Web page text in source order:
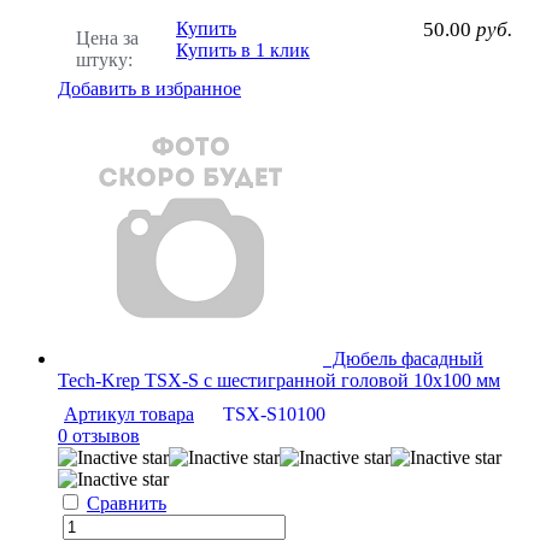
Цена за
штуку:
50.00 руб.
Купить
Купить в 1 клик
Добавить в избранное
Дюбель фасадный
Tech-Krep TSX-S с шестигранной головой 10х100 мм
Артикул товара
TSX-S10100
0 отзывов
Сравнить